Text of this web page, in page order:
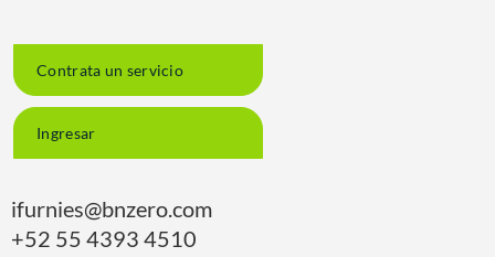
Contrata un servicio
Ingresar
ifurnies@bnzero.com
+52 55 4393 4510